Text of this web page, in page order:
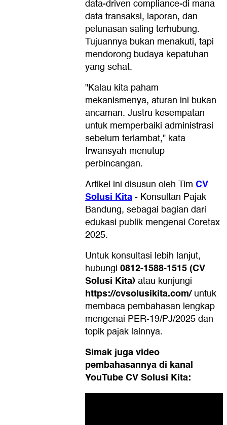
data-driven compliance-di mana
data transaksi, laporan, dan
pelunasan saling terhubung.
Tujuannya bukan menakuti, tapi
mendorong budaya kepatuhan
yang sehat.
"Kalau kita paham
mekanismenya, aturan ini bukan
ancaman. Justru kesempatan
untuk memperbaiki administrasi
sebelum terlambat," kata
Irwansyah menutup
perbincangan.
Artikel ini disusun oleh Tim CV
Solusi Kita- Konsultan Pajak
Bandung, sebagai bagian dari
edukasi publik mengenai Coretax
2025.
Untuk konsultasi lebih lanjut,
hubungi 0812-1588-1515 (CV
Solusi Kita)atau kunjungi
https://cvsolusikita.com/untuk
membaca pembahasan lengkap
mengenai PER-19/PJ/2025 dan
topik pajak lainnya.
Simak juga video
pembahasannya di kanal
YouTube CV Solusi Kita: